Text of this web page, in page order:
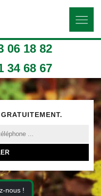
06 18 82
34 68 67
nous !